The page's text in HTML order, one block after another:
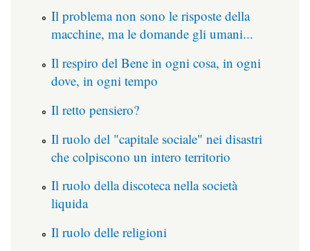
Il problema non sono le risposte della
macchine, ma le domande gli umani...
Il respiro del Bene in ogni cosa, in ogni
dove, in ogni tempo
Il retto pensiero?
Il ruolo del "capitale sociale" nei disastri
che colpiscono un intero territorio
Il ruolo della discoteca nella società
liquida
Il ruolo delle religioni